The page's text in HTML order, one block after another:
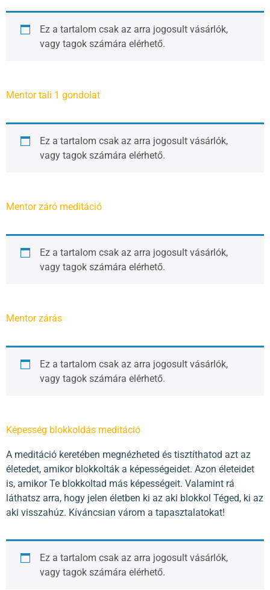
Ez a tartalom csak az arra jogosult vásárlók,
vagy tagok számára elérhető.
Mentor tali 1 gondolat
Ez a tartalom csak az arra jogosult vásárlók,
vagy tagok számára elérhető.
Mentor záró meditáció
Ez a tartalom csak az arra jogosult vásárlók,
vagy tagok számára elérhető.
Mentor zárás
Ez a tartalom csak az arra jogosult vásárlók,
vagy tagok számára elérhető.
Képesség blokkoldás meditáció
A meditáció keretében megnézheted és tisztíthatod azt az
életedet, amikor blokkolták a képességeidet. Azon életeidet
is, amikor Te blokkoltad más képességeit. Valamint rá
láthatsz arra, hogy jelen életben ki az aki blokkol Téged, ki az
aki visszahúz. Kíváncsian várom a tapasztalatokat!
Ez a tartalom csak az arra jogosult vásárlók,
vagy tagok számára elérhető.